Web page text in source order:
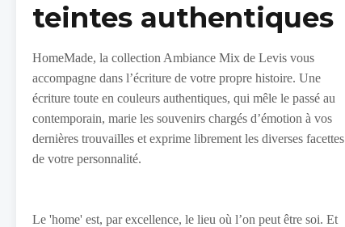
teintes authentiques
HomeMade, la collection Ambiance Mix de Levis vous
accompagne dans l’écriture de votre propre histoire. Une
écriture toute en couleurs authentiques, qui mêle le passé au
contemporain, marie les souvenirs chargés d’émotion à vos
dernières trouvailles et exprime librement les diverses facettes
de votre personnalité.
Le 'home' est, par excellence, le lieu où l’on peut être soi. Et